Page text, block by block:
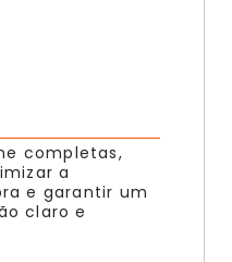
completas,
a
e garantir um
claro e